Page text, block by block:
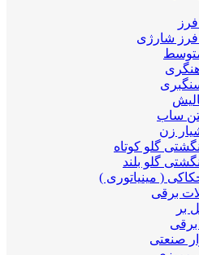
فرز شارژی
ساب
زن
گلو کوتاه
گلو بلند
( مینیاتوری )
برقی
بر
صنعتی